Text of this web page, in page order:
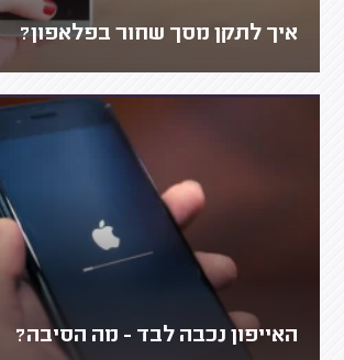
איך לתקן מסך שחור בפלאפון?
האייפון נכבה לבד - מה הסיבה?